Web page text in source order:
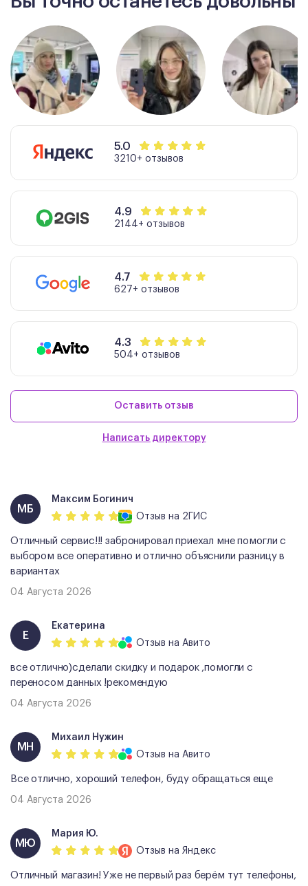
5.0
3210+ отзывов
4.9
2144+ отзывов
4.7
627+ отзывов
4.3
504+ отзывов
Оставить отзыв
Написать директору
МБ
Максим Богинич
Отзыв на 2ГИС
Отличный сервис!!! забронировал приехал мне помогли с
выбором все оперативно и отлично объяснили разницу в
вариантах
04 Августа 2026
Е
Екатерина
Отзыв на Авито
все отлично)сделали скидку и подарок ,помогли с
переносом данных !рекомендую
04 Августа 2026
МН
Михаил Нужин
Отзыв на Авито
Все отлично, хороший телефон, буду обращаться еще
04 Августа 2026
МЮ
Мария Ю.
Отзыв на Яндекс
Отличный магазин! Уже не первый раз берём тут телефоны,